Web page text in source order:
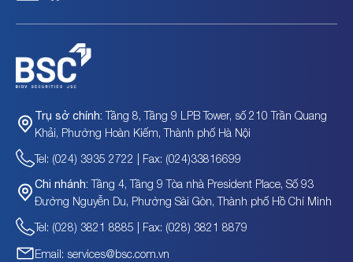
Trụ sở chính: Tầng 8, Tầng 9 LPB Tower, số 210 Trần Quang
Khải, Phường Hoàn Kiếm, Thành phố Hà Nội
Tel: (024) 3935 2722 | Fax: (024)33816699
Chi nhánh: Tầng 4, Tầng 9 Tòa nhà President Place, Số 93
Đường Nguyễn Du, Phường Sài Gòn, Thành phố Hồ Chí Minh
Tel: (028) 3821 8885 | Fax: (028) 3821 8879
Email: services@bsc.com.vn